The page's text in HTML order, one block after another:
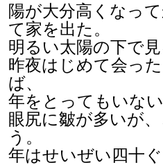
陽が大分高くなっ
て家を出た。
明るい太陽の下で
昨夜はじめて会っ
ば、
年をとってもいな
眼尻に皺が多いが
う。
年はせいぜい四十